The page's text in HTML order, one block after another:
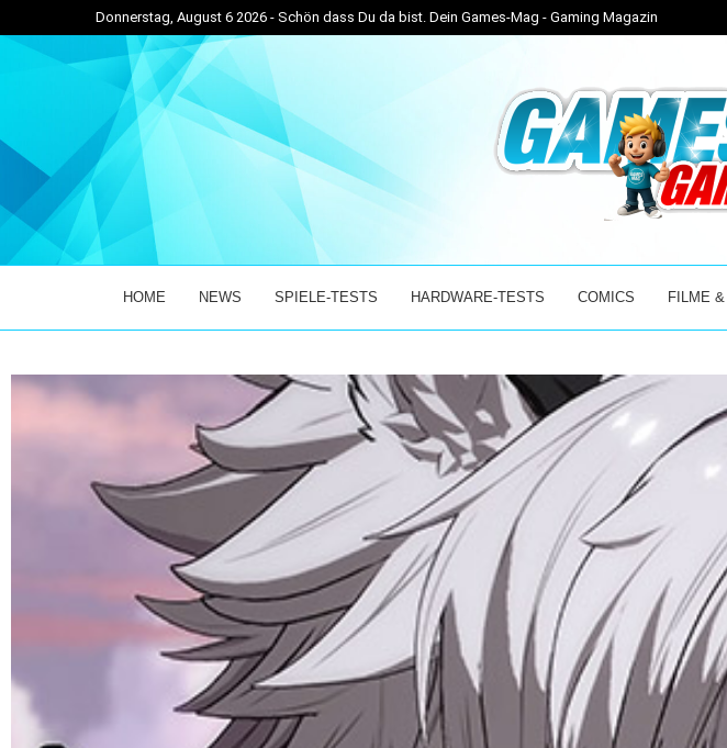
Donnerstag, August 6 2026 - Schön dass Du da bist. Dein Games-Mag - Gaming Magazin
– DER... ENTER THE CHRONOSPHERE ÜBERZEUGT IM EARLY ACCESS MIT... BEAST OF
HOME NEWS SPIELE-TESTS HARDWARE-TESTS COMICS FILME